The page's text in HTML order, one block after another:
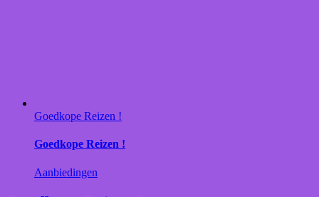
Goedkope Reizen !
Goedkope Reizen !
Aanbiedingen